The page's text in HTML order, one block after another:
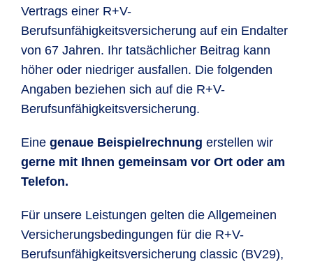
Vertrags einer R+V-
Berufsunfähigkeitsversicherung auf ein Endalter
von 67 Jahren. Ihr tatsächlicher Beitrag kann
höher oder niedriger ausfallen. Die folgenden
Angaben beziehen sich auf die R+V-
Berufsunfähigkeitsversicherung.
Eine genaue Beispielrechnung erstellen wir
gerne mit Ihnen gemeinsam vor Ort oder am
Telefon.
Für unsere Leistungen gelten die Allgemeinen
Versicherungsbedingungen für die R+V-
Berufsunfähigkeitsversicherung classic (BV29),